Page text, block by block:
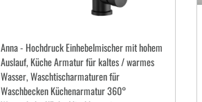
Anna - Hochdruck Einhebelmischer mit hohem
Auslauf, Küche Armatur für kaltes / warmes
Wasser, Waschtischarmaturen für
Waschbecken Küchenarmatur 360°